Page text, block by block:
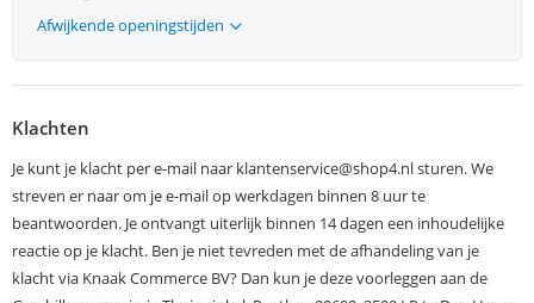
Afwijkende openingstijden
Klachten
Je kunt je klacht per e-mail naar klantenservice@shop4.nl sturen. We
streven er naar om je e-mail op werkdagen binnen 8 uur te
beantwoorden. Je ontvangt uiterlijk binnen 14 dagen een inhoudelijke
reactie op je klacht. Ben je niet tevreden met de afhandeling van je
klacht via Knaak Commerce BV? Dan kun je deze voorleggen aan de